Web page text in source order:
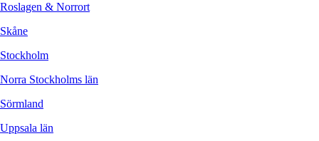
Roslagen & Norrort
Skåne
Stockholm
Norra Stockholms län
Sörmland
Uppsala län